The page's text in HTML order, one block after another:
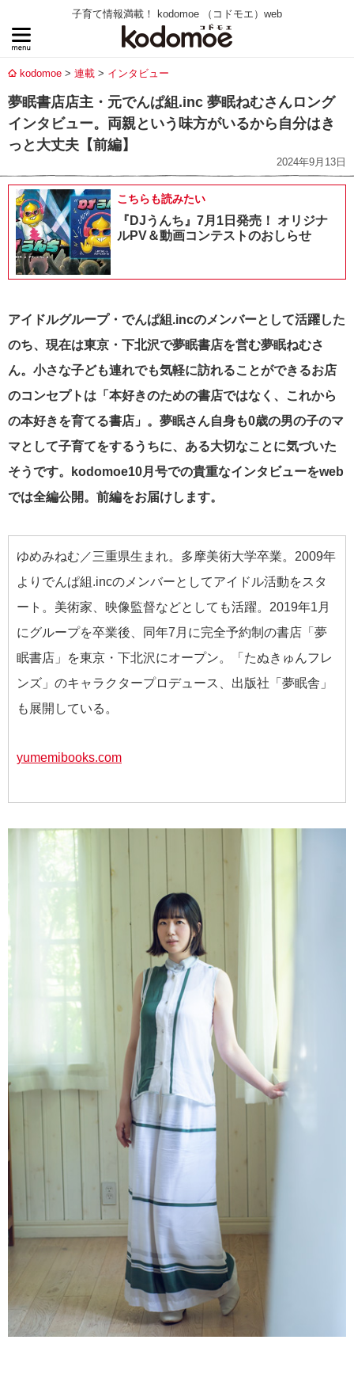
子育て情報満載！ kodomoe （コドモエ）web
kodomoe 連載 インタビュー
夢眠書店店主・元でんぱ組.inc 夢眠ねむさんロング
インタビュー。両親という味方がいるから自分はき
っと大丈夫【前編】
2024年9月13日
こちらも読みたい
『DJうんち』7月1日発売！ オリジナ
ルPV＆動画コンテストのおしらせ
アイドルグループ・でんぱ組.incのメンバーとして活躍した
のち、現在は東京・下北沢で夢眠書店を営む夢眠ねむさ
ん。小さな子ども連れでも気軽に訪れることができるお店
のコンセプトは「本好きのための書店ではなく、これから
の本好きを育てる書店」。夢眠さん自身も0歳の男の子のマ
マとして子育てをするうちに、ある大切なことに気づいた
そうです。kodomoe10月号での貴重なインタビューをweb
では全編公開。前編をお届けします。
ゆめみねむ／三重県生まれ。多摩美術大学卒業。2009年
よりでんぱ組.incのメンバーとしてアイドル活動をスタ
ート。美術家、映像監督などとしても活躍。2019年1月
にグループを卒業後、同年7月に完全予約制の書店「夢
眠書店」を東京・下北沢にオープン。「たぬきゅんフレ
ンズ」のキャラクタープロデュース、出版社「夢眠舎」
も展開している。
yumemibooks.com